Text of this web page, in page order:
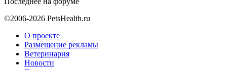
©2006-2026 PetsHealth.ru
О проекте
Размещение рекламы
Ветеринария
Новости